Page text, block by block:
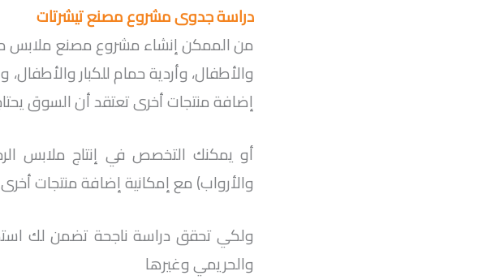
دراسة جدوى مشروع مصنع تيشرتات
من الممكن إنشاء مشروع مصنع ملابس
والأطفال، وأردية حمام للكبار
إضافة منتجات أخرى تعتقد أن السوق
أو يمكنك التخصص في إنتاج ملابس
والأرواب) مع إمكانية إضافة منتجات
ولكي تحقق دراسة ناجحة تضمن لك
والحريمي وغيرها